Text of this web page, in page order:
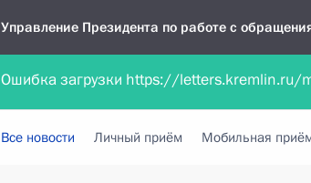
Управление Президента по работе с
Обратиться в форме электронного документа
Все новости Личный приём Мобильная
Ошибка загрузки https://letters.kremlin.ru/